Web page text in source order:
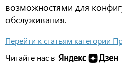
возможностями для
обслуживания.
Перейти к статьям категории
Читайте нас в